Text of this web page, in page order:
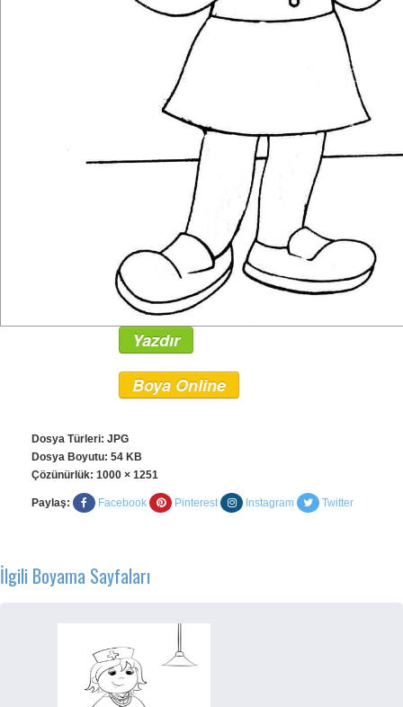
Yazdır
Boya Online
Dosya Türleri: JPG
Dosya Boyutu: 54 KB
Çözünürlük: 1000 × 1251
Paylaş: Facebook Pinterest Instagram Twitter
İlgili Boyama Sayfaları